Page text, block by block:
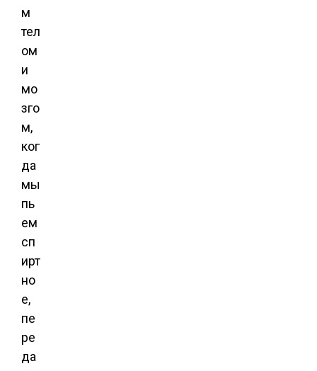
м
тел
ом
и
мо
зго
м,
ког
да
мы
пь
ем
сп
ирт
но
е,
пе
ре
да